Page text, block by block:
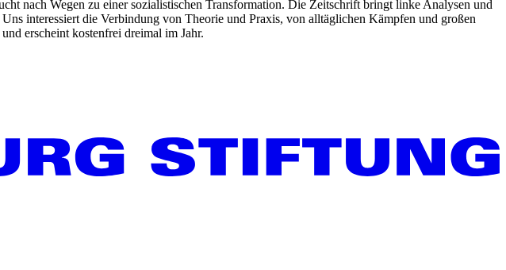
nach Wegen zu einer sozialistischen Transformation. Die Zeitschrift bringt linke Analysen und
interessiert die Verbindung von Theorie und Praxis, von alltäglichen Kämpfen und großen
erscheint kostenfrei dreimal im Jahr.